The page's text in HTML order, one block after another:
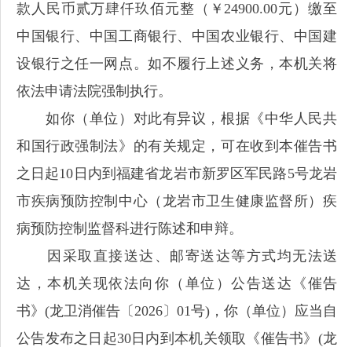
款人民币贰万肆仟玖佰元整（￥24900.00元）缴至
中国银行、中国工商银行、中国农业银行、中国建
设银行之任一网点。如不履行上述义务，本机关将
依法申请法院强制执行。
如你（单位）对此有异议，根据《中华人民共
和国行政强制法》的有关规定，可在收到本催告书
之日起10日内到福建省龙岩市新罗区军民路5号龙岩
市疾病预防控制中心（龙岩市卫生健康监督所）疾
病预防控制监督科进行陈述和申辩。
因采取直接送达、邮寄送达等方式均无法送
达，本机关现依法向你（单位）公告送达《催告
书》(龙卫消催告〔2026〕01号)，你（单位）应当自
公告发布之日起30日内到本机关领取《催告书》(龙